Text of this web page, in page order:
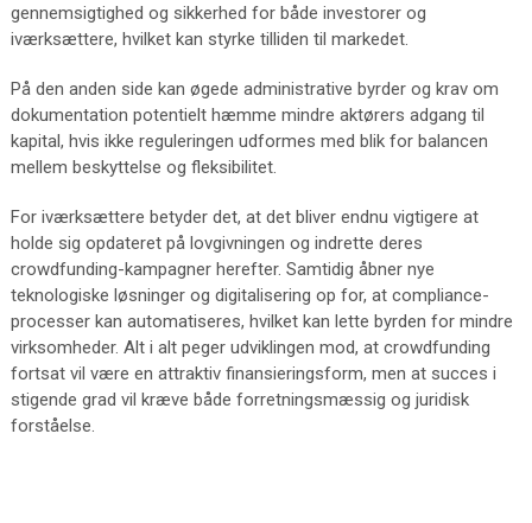
gennemsigtighed og sikkerhed for både investorer og
iværksættere, hvilket kan styrke tilliden til markedet.
På den anden side kan øgede administrative byrder og krav om
dokumentation potentielt hæmme mindre aktørers adgang til
kapital, hvis ikke reguleringen udformes med blik for balancen
mellem beskyttelse og fleksibilitet.
For iværksættere betyder det, at det bliver endnu vigtigere at
holde sig opdateret på lovgivningen og indrette deres
crowdfunding-kampagner herefter. Samtidig åbner nye
teknologiske løsninger og digitalisering op for, at compliance-
processer kan automatiseres, hvilket kan lette byrden for mindre
virksomheder. Alt i alt peger udviklingen mod, at crowdfunding
fortsat vil være en attraktiv finansieringsform, men at succes i
stigende grad vil kræve både forretningsmæssig og juridisk
forståelse.